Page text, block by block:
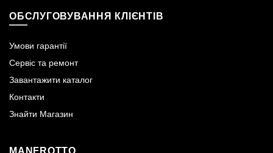
ОБСЛУГОВУВАННЯ КЛІЄНТІВ
Умови гарантії
Сервіс та ремонт
Завантажити каталог
Контакти
Знайти Магазин
MANFROTTO